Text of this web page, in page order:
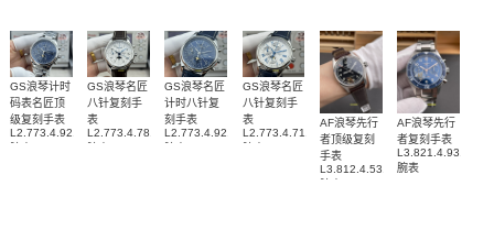
GS浪琴计时
码表名匠顶
级复刻手表
L2.773.4.92.6
GS浪琴名匠
八针复刻手
表
L2.773.4.78.3
GS浪琴名匠
计时八针复
刻手表
L2.773.4.92.0
GS浪琴名匠
八针复刻手
表
L2.773.4.71.2
AF浪琴先行
者顶级复刻
手表
L3.812.4.53.2
AF浪琴先行
者复刻手表
L3.821.4.93.6
腕表